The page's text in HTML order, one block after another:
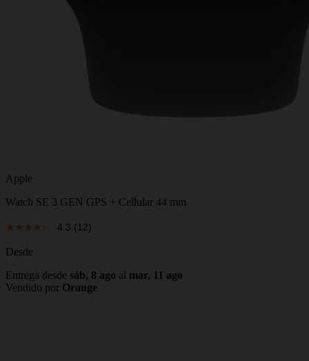
Apple
Watch SE 3 GEN GPS + Cellular 44 mm
4.3 (12)
Desde
Entrega desde sáb, 8 ago al mar, 11 ago
Vendido por Orange